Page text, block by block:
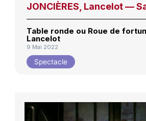
JONCIÈRES, Lancelot —
Table ronde ou Roue de
Lancelot
9 Mai 2022
Spectacle